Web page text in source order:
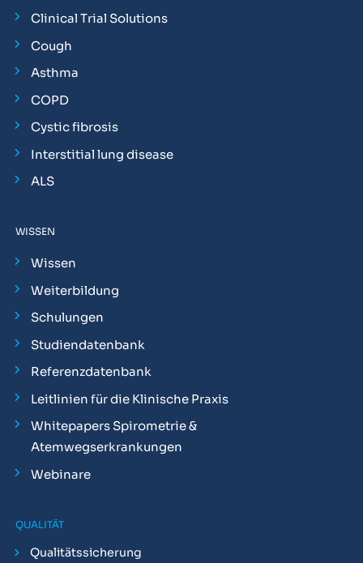
Clinical Trial Solutions
Cough
Asthma
COPD
Cystic fibrosis
Interstitial lung disease
ALS
WISSEN
Wissen
Weiterbildung
Schulungen
Studiendatenbank
Referenzdatenbank
Leitlinien für die Klinische Praxis
Whitepapers Spirometrie &
Atemwegserkrankungen
Webinare
QUALITÄT
Qualitätssicherung